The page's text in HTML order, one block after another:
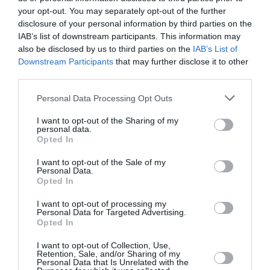
your opt-out. You may separately opt-out of the further
disclosure of your personal information by third parties on the
IAB’s list of downstream participants. This information may
also be disclosed by us to third parties on the IAB’s List of
Downstream Participants that may further disclose it to other
Personal Data Processing Opt Outs
I want to opt-out of the Sharing of my
personal data.
Opted In
I want to opt-out of the Sale of my
Personal Data.
Opted In
I want to opt-out of processing my
Personal Data for Targeted Advertising.
Opted In
I want to opt-out of Collection, Use,
Retention, Sale, and/or Sharing of my
Personal Data that Is Unrelated with the
την Τέχνη και τον Πολιτισμό!
Ακολουθήστε το Culturenow.gr
Εθνική Λυρική
Σκηνή: Ανακοίνωση
Αρχαιολογικό
Μουσείο